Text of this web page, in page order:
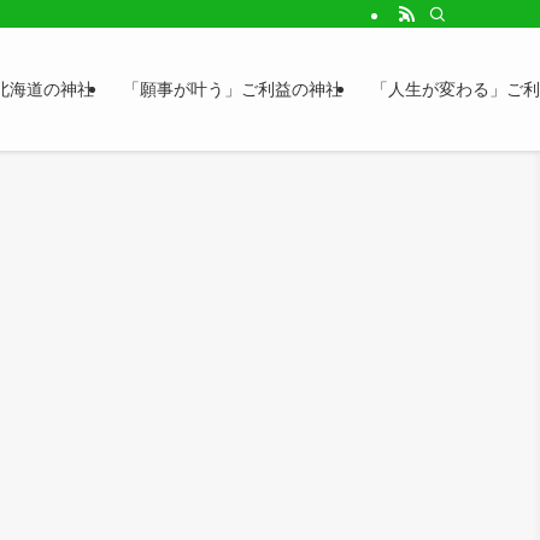
海道の神社 「願事が叶う」ご利益の神社 「人生が変わる」ご